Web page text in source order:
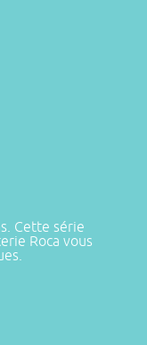
Cette série
Roca vous